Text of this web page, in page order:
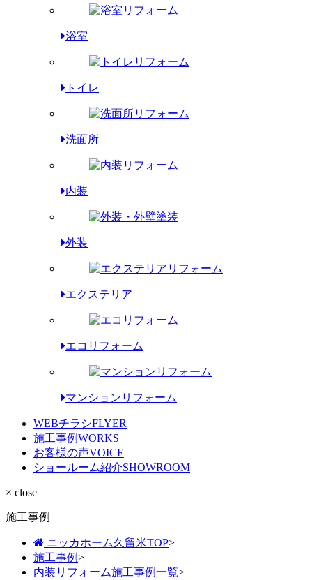
浴室
トイレ
洗面所
内装
外装
エクステリア
エコリフォーム
マンションリフォーム
WEBチラシFLYER
施工事例WORKS
お客様の声VOICE
ショールーム紹介SHOWROOM
× close
施工事例
ニッカホーム久留米TOP>
施工事例>
内装リフォーム施工事例一覧>